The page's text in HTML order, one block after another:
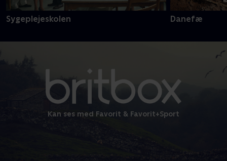
Sygeplejeskolen Danefæ
Kan ses med Favorit & Favorit+Sport